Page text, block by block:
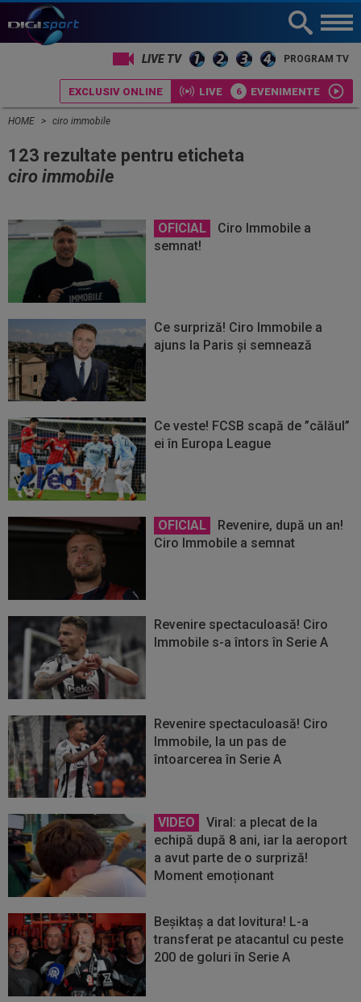
LIVE TV PROGRAM TV
EXCLUSIV ONLINE LIVE EVENIMENTE
HOME ciro immobile
123 rezultate pentru eticheta
ciro immobile
OFICIAL
Ciro Immobile a
semnat!
Ce surpriză! Ciro Immobile a
ajuns la Paris și semnează
Ce veste! FCSB scapă de ”călăul”
ei în Europa League
OFICIAL
Revenire, după un an!
Ciro Immobile a semnat
Revenire spectaculoasă! Ciro
Immobile s-a întors în Serie A
Revenire spectaculoasă! Ciro
Immobile, la un pas de
întoarcerea în Serie A
VIDEO
Viral: a plecat de la
echipă după 8 ani, iar la aeroport
a avut parte de o surpriză!
Moment emoționant
Beșiktaș a dat lovitura! L-a
transferat pe atacantul cu peste
200 de goluri în Serie A